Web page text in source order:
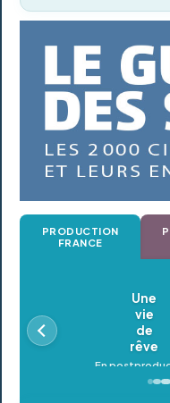
PRODUCTION
FRANCE
Oldeupe
En